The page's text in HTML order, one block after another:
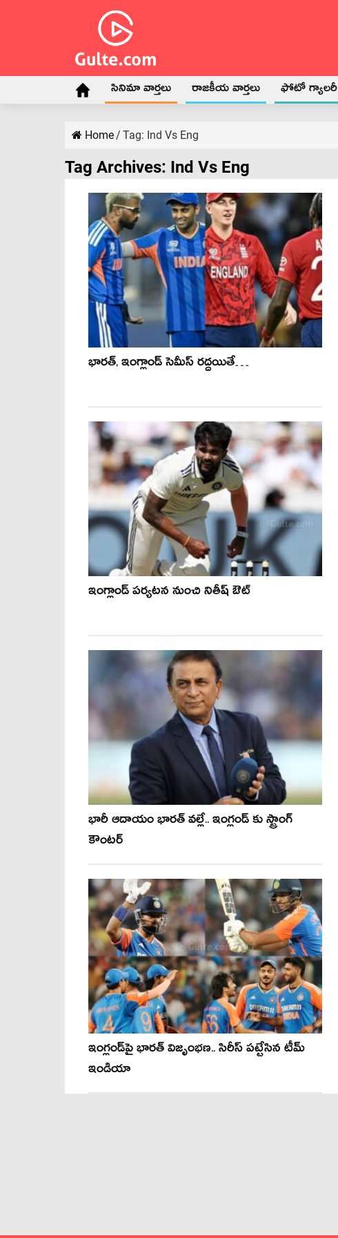
సినిమా వార్తలు రాజకీయ వార్తలు ఫోటో గ్యాలరీ
Home/ Tag: Ind Vs Eng
Tag Archives: Ind Vs Eng
భారత్, ఇంగ్లాండ్ సెమీస్ రద్దయితే…
ఇంగ్లాండ్ పర్య‌టన నుంచి నితీష్ ఔట్‌
భారీ ఆదాయం భారత్ వల్లే.. ఇంగ్లండ్ కు స్ట్రాంగ్
కౌంటర్
ఇంగ్లండ్‌పై భారత్ విజృంభణ.. సిరీస్‌ పట్టేసిన టీమ్
ఇండియా